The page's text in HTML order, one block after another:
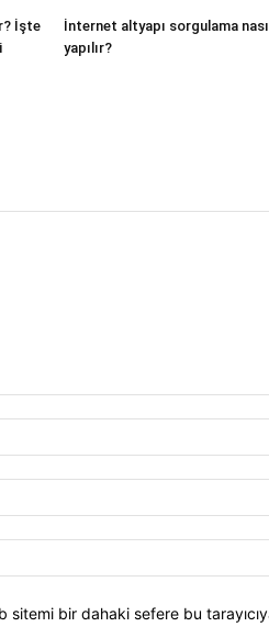
İşte
İnternet altyapı sorgulama nasıl
yapılır?
sitemi bir dahaki sefere bu